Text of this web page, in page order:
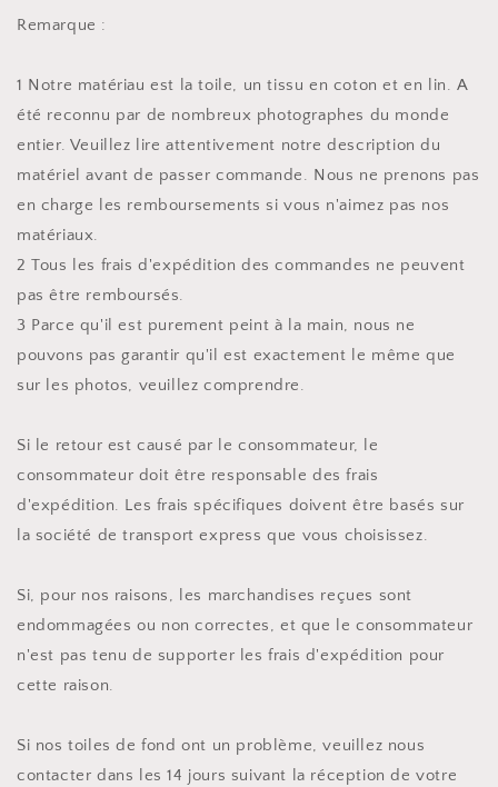
Remarque :
1 Notre matériau est la toile, un tissu en coton et en lin. A
été reconnu par de nombreux photographes du monde
entier. Veuillez lire attentivement notre description du
matériel avant de passer commande. Nous ne prenons pas
en charge les remboursements si vous n'aimez pas nos
matériaux.
2 Tous les frais d'expédition des commandes ne peuvent
pas être remboursés.
3 Parce qu'il est purement peint à la main, nous ne
pouvons pas garantir qu'il est exactement le même que
sur les photos, veuillez comprendre.
Si le retour est causé par le consommateur, le
consommateur doit être responsable des frais
d'expédition. Les frais spécifiques doivent être basés sur
la société de transport express que vous choisissez.
Si, pour nos raisons, les marchandises reçues sont
endommagées ou non correctes, et que le consommateur
n'est pas tenu de supporter les frais d'expédition pour
cette raison.
Si nos toiles de fond ont un problème, veuillez nous
contacter dans les 14 jours suivant la réception de votre